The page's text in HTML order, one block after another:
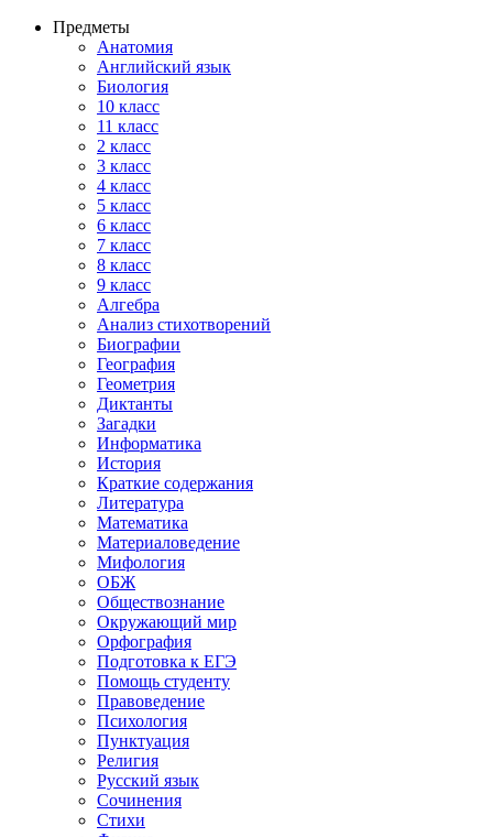
Предметы
Анатомия
Английский язык
Биология
10 класс
11 класс
2 класс
3 класс
4 класс
5 класс
6 класс
7 класс
8 класс
9 класс
Алгебра
Анализ стихотворений
Биографии
География
Геометрия
Диктанты
Загадки
Информатика
История
Краткие содержания
Литература
Математика
Материаловедение
Мифология
ОБЖ
Обществознание
Окружающий мир
Орфография
Подготовка к ЕГЭ
Помощь студенту
Правоведение
Психология
Пунктуация
Религия
Русский язык
Сочинения
Стихи